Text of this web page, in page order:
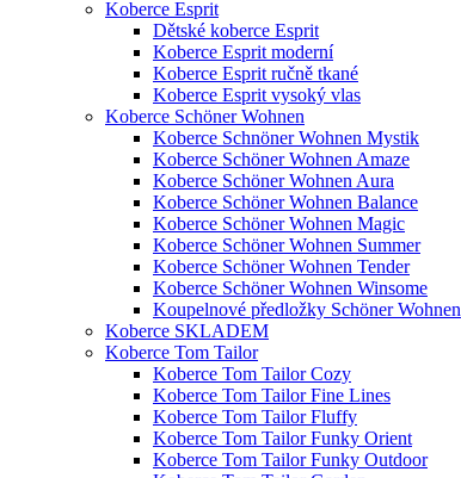
Koberce Esprit
Dětské koberce Esprit
Koberce Esprit moderní
Koberce Esprit ručně tkané
Koberce Esprit vysoký vlas
Koberce Schöner Wohnen
Koberce Schnöner Wohnen Mystik
Koberce Schöner Wohnen Amaze
Koberce Schöner Wohnen Aura
Koberce Schöner Wohnen Balance
Koberce Schöner Wohnen Magic
Koberce Schöner Wohnen Summer
Koberce Schöner Wohnen Tender
Koberce Schöner Wohnen Winsome
Koupelnové předložky Schöner Wohnen
Koberce SKLADEM
Koberce Tom Tailor
Koberce Tom Tailor Cozy
Koberce Tom Tailor Fine Lines
Koberce Tom Tailor Fluffy
Koberce Tom Tailor Funky Orient
Koberce Tom Tailor Funky Outdoor